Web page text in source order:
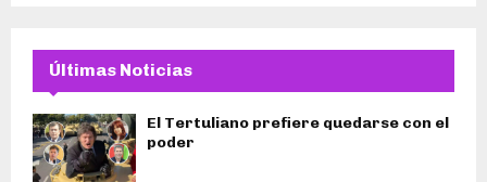
Últimas Noticias
El Tertuliano prefiere quedarse con el
poder